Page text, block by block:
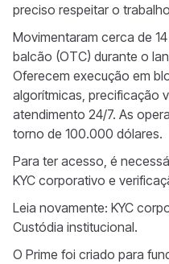
preciso respeitar o
Movimentaram cerca de
balcão (OTC) durante o
Oferecem execução em
algorítmicas, precificação
atendimento 24/7. As
torno de 100.000 dólares.
Para ter acesso, é
KYC corporativo e
Leia novamente: KYC
Custódia institucional.
O Prime foi criado para